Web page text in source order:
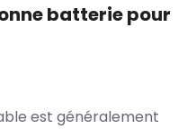
batterie pour
est généralement